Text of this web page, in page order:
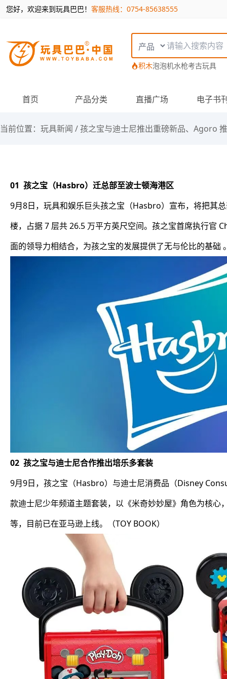
您好，欢迎来到玩具巴巴！ 客服热线：0754-85638555
搜索类型
积木泡泡机水枪考古玩具
首页 产品分类 直播广场 电子书
当前位置： 玩具新闻 /孩之宝与迪士尼推出重磅新品、Agoro
01 孩之宝（Hasbro）迁总部至波士顿海港区
9月8日，玩具和娱乐巨头孩之宝（Hasbro）宣布，将把其
楼，占据 7 层共 26.5 万平方英尺空间。孩之宝首席执行官
面的领导力相结合，为孩之宝的发展提供了无与伦比的基础
02 孩之宝与迪士尼合作推出培乐多套装
9月9日，孩之宝（Hasbro）与迪士尼消费品（Disney
款迪士尼少年频道主题套装，以《米奇妙妙屋》角色为核
等，目前已在亚马逊上线。（TOY BOOK）